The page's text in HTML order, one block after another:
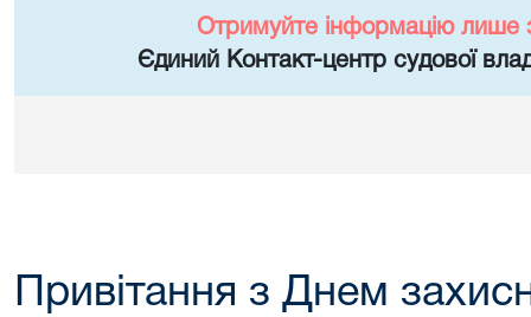
Отримуйте інформацію лише
Єдиний Контакт-центр судової
Привітання з Днем